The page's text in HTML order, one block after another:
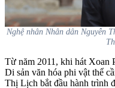
Nghệ nhân Nhân dân Nguyễn
Từ năm 2011, khi hát Xoan
Di sản văn hóa phi vật thể
Thị Lịch bắt đầu hành trình